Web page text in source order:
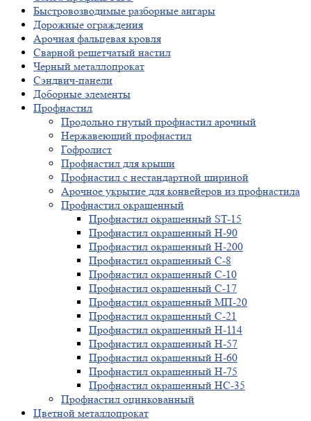
Быстровозводимые разборные ангары
Дорожные ограждения
Арочная фальцевая кровля
Сварной решетчатый настил
Черный металлопрокат
Сэндвич-панели
Доборные элементы
Профнастил
Продольно гнутый профнастил арочный
Нержавеющий профнастил
Гофролист
Профнастил для крыши
Профнастил с нестандартной шириной
Арочное укрытие для конвейеров из профнастила
Профнастил окрашенный
Профнастил окрашенный ST-15
Профнастил окрашенный Н-90
Профнастил окрашенный Н-200
Профнастил окрашенный С-8
Профнастил окрашенный С-10
Профнастил окрашенный С-17
Профнастил окрашенный МП-20
Профнастил окрашенный С-21
Профнастил окрашенный Н-114
Профнастил окрашенный Н-57
Профнастил окрашенный Н-60
Профнастил окрашенный Н-75
Профнастил окрашенный НС-35
Профнастил оцинкованный
Цветной металлопрокат